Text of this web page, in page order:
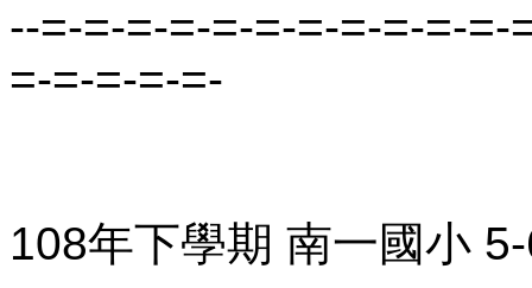
--=-=-=-=-=-=-=-=-=-=-
=-=-=-=-=-
108年下學期 南一國小